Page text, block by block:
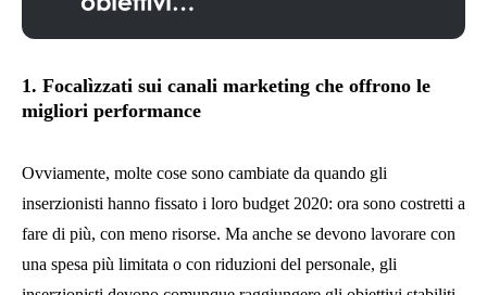
1. Focalìzzati sui canali marketing che offrono le
migliori performance
Ovviamente, molte cose sono cambiate da quando gli
inserzionisti hanno fissato i loro budget 2020: ora sono costretti a
fare di più, con meno risorse. Ma anche se devono lavorare con
una spesa più limitata o con riduzioni del personale, gli